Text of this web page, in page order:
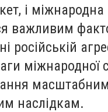
і
важливим
російській
міжнародної
масштабним
наслідкам.